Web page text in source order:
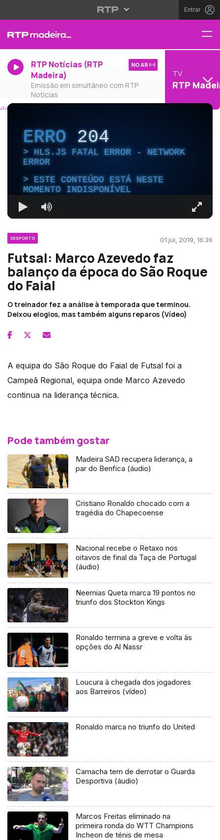
Entrar
RTP Notícias (RTP
Madeira)
Emissão em simultâneo com RTP
Notícias
NO AR
TV
RTP
ERRO204
HLS.JS FATAL ERROR - NETWORK
ERROR
ESTE CONTEÚDO ESTÁ NESTE
MOMENTO INDISPONÍVEL
DESPORTO 01 jul, 2019, 16:36
Futsal: Marco Azevedo faz
balanço da época do São Roque
do Faial
O treinador fez a análise à temporada que terminou.
Deixou elogios, mas também alguns reparos (Vídeo)
A equipa do São Roque do Faial de Futsal foi a
Campeã Regional, equipa onde Marco Azevedo
continua na liderança técnica.
Pode também gostar
Madeira SAD recupera liderança, a
par do Benfica (áudio)
Cristiano Ronaldo chocado com a
tragédia do Chapecoense
Nacional recebe o Retaxo nos
oitavos de final da Taça de Portugal
(áudio)
Neemias Queta marca 19 pontos no
triunfo dos Stockton Kings
Ronaldo termina a greve e volta às
opções do Al Nassr
Loucura à chegada dos jogadores
aos Barreiros (vídeo)
Ronaldo marca no triunfo do United
Camacha tem de derrotar o Guarda
Desportiva (áudio)
Marcos Freitas eliminado na
primeira ronda do WTT Champions
Incheon de ténis de mesa